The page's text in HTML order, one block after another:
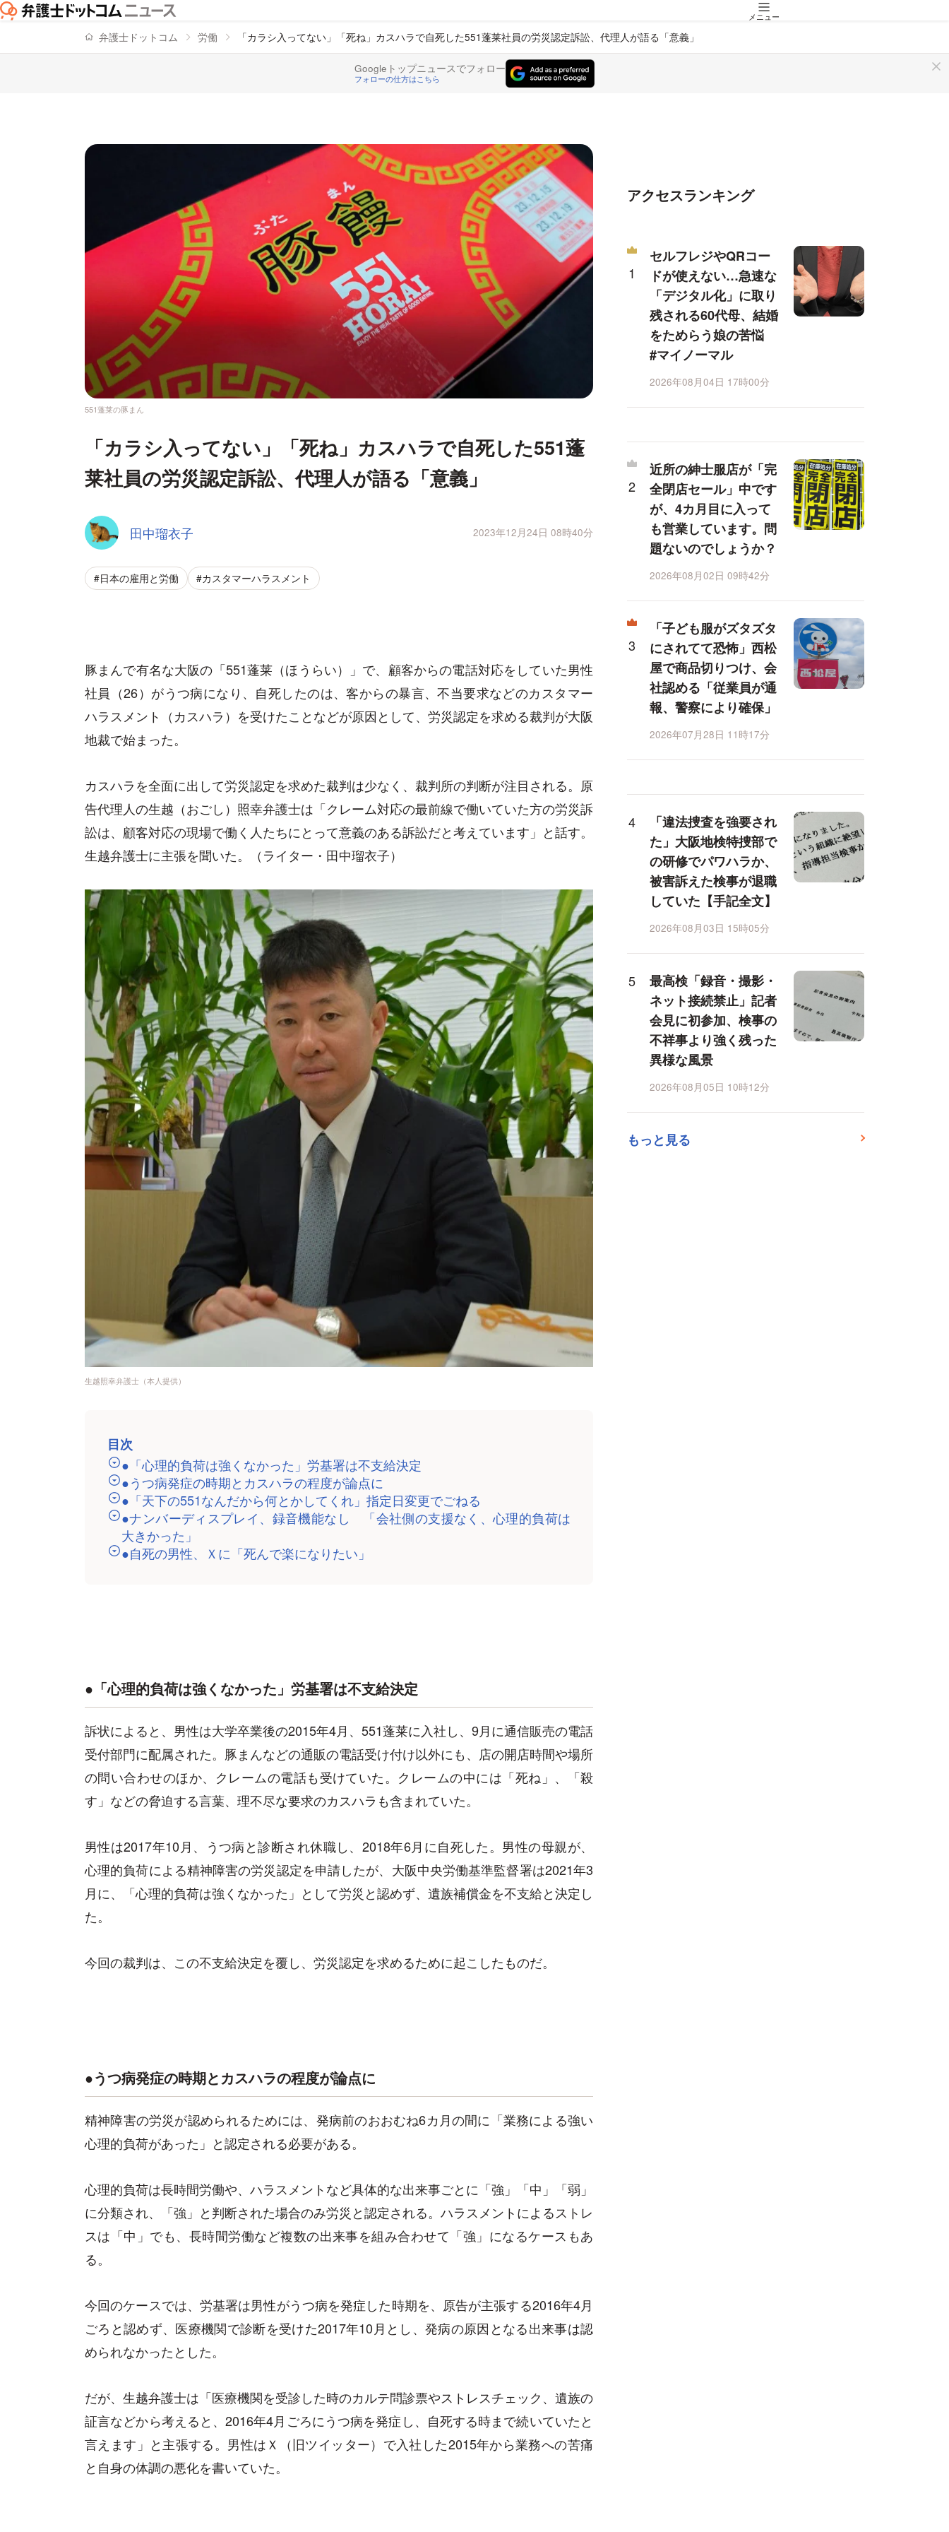
メニュー
弁護士ドットコム 労働 「カラシ入ってない」「死ね」カスハラで自死した551蓬莱社員の労災認定訴訟、代理人が語る「意義」
Googleトップニュースでフォロー
フォローの仕方はこちら
551蓬莱の豚まん
「カラシ入ってない」「死ね」カスハラで自死した551蓬
莱社員の労災認定訴訟、代理人が語る「意義」
田中瑠衣子 2023年12月24日 08時40分
#日本の雇用と労働 #カスタマーハラスメント
豚まんで有名な大阪の「551蓬莱（ほうらい）」で、顧客からの電話対応をしていた男性
社員（26）がうつ病になり、自死したのは、客からの暴言、不当要求などのカスタマー
ハラスメント（カスハラ）を受けたことなどが原因として、労災認定を求める裁判が大阪
地裁で始まった。
カスハラを全面に出して労災認定を求めた裁判は少なく、裁判所の判断が注目される。原
告代理人の生越（おごし）照幸弁護士は「クレーム対応の最前線で働いていた方の労災訴
訟は、顧客対応の現場で働く人たちにとって意義のある訴訟だと考えています」と話す。
生越弁護士に主張を聞いた。（ライター・田中瑠衣子）
生越照幸弁護士（本人提供）
目次
●「心理的負荷は強くなかった」労基署は不支給決定
●うつ病発症の時期とカスハラの程度が論点に
●「天下の551なんだから何とかしてくれ」指定日変更でごねる
●ナンバーディスプレイ、録音機能なし 「会社側の支援なく、心理的負荷は
大きかった」
●自死の男性、Ｘに「死んで楽になりたい」
●「心理的負荷は強くなかった」労基署は不支給決定
訴状によると、男性は大学卒業後の2015年4月、551蓬莱に入社し、9月に通信販売の電話
受付部門に配属された。豚まんなどの通販の電話受け付け以外にも、店の開店時間や場所
の問い合わせのほか、クレームの電話も受けていた。クレームの中には「死ね」、「殺
す」などの脅迫する言葉、理不尽な要求のカスハラも含まれていた。
男性は2017年10月、うつ病と診断され休職し、2018年6月に自死した。男性の母親が、
心理的負荷による精神障害の労災認定を申請したが、大阪中央労働基準監督署は2021年3
月に、「心理的負荷は強くなかった」として労災と認めず、遺族補償金を不支給と決定し
た。
今回の裁判は、この不支給決定を覆し、労災認定を求めるために起こしたものだ。
●うつ病発症の時期とカスハラの程度が論点に
精神障害の労災が認められるためには、発病前のおおむね6カ月の間に「業務による強い
心理的負荷があった」と認定される必要がある。
心理的負荷は長時間労働や、ハラスメントなど具体的な出来事ごとに「強」「中」「弱」
に分類され、「強」と判断された場合のみ労災と認定される。ハラスメントによるストレ
スは「中」でも、長時間労働など複数の出来事を組み合わせて「強」になるケースもあ
る。
今回のケースでは、労基署は男性がうつ病を発症した時期を、原告が主張する2016年4月
ごろと認めず、医療機関で診断を受けた2017年10月とし、発病の原因となる出来事は認
められなかったとした。
だが、生越弁護士は「医療機関を受診した時のカルテ問診票やストレスチェック、遺族の
証言などから考えると、2016年4月ごろにうつ病を発症し、自死する時まで続いていたと
言えます」と主張する。男性はＸ（旧ツイッター）で入社した2015年から業務への苦痛
と自身の体調の悪化を書いていた。
アクセスランキング
セルフレジやQRコー
ドが使えない…急速な
「デジタル化」に取り
残される60代母、結婚
をためらう娘の苦悩
#マイノーマル
2026年08月04日 17時00分
近所の紳士服店が「完
全閉店セール」中です
が、4カ月目に入って
も営業しています。問
題ないのでしょうか？
2026年08月02日 09時42分
「子ども服がズタズタ
にされてて恐怖」西松
屋で商品切りつけ、会
社認める「従業員が通
報、警察により確保」
2026年07月28日 11時17分
「違法捜査を強要され
た」大阪地検特捜部で
の研修でパワハラか、
被害訴えた検事が退職
していた【手記全文】
2026年08月03日 15時05分
最高検「録音・撮影・
ネット接続禁止」記者
会見に初参加、検事の
不祥事より強く残った
異様な風景
2026年08月05日 10時12分
もっと見る